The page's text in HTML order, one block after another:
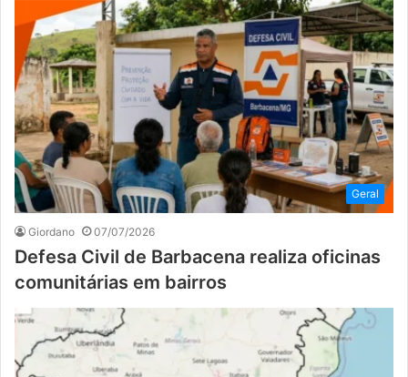
Geral
Giordano 07/07/2026
Defesa Civil de Barbacena realiza oficinas
comunitárias em bairros